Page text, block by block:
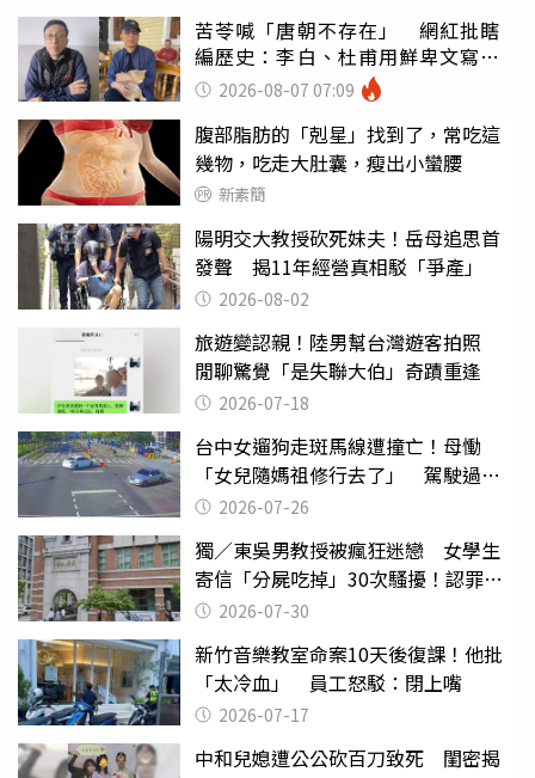
苦苓喊「唐朝不存在」 網紅批瞎
編歷史：李白、杜甫用鮮卑文寫
詩？2026-08-07 07:09
腹部脂肪的「剋星」找到了，常吃這
幾物，吃走大肚囊，瘦出小蠻腰
新素簡
陽明交大教授砍死妹夫！岳母追思首
發聲 揭11年經營真相駁「爭產」
2026-08-02
旅遊變認親！陸男幫台灣遊客拍照
閒聊驚覺「是失聯大伯」奇蹟重逢
2026-07-18
台中女遛狗走斑馬線遭撞亡！母慟
「女兒隨媽祖修行去了」 駕駛過失
致死判9月
2026-07-26
獨／東吳男教授被瘋狂迷戀 女學生
寄信「分屍吃掉」30次騷擾！認罪免
關 2026-07-30
新竹音樂教室命案10天後復課！他批
「太冷血」 員工怒駁：閉上嘴
2026-07-17
中和兒媳遭公公砍百刀致死 閨密揭